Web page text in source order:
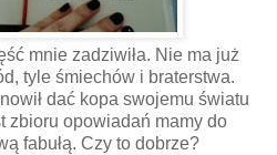
mnie zadziwiła. Nie ma już
tyle śmiechów i braterstwa.
dać kopa swojemu światu
zbioru opowiadań mamy do
fabułą. Czy to dobrze?